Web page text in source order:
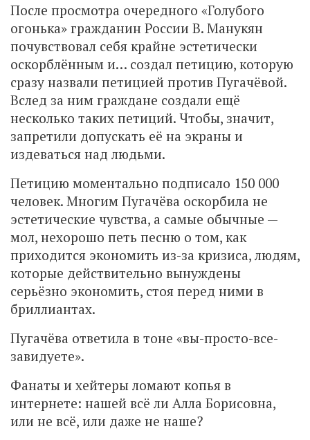
После просмотра очередного «Голубого
огонька» гражданин России В. Манукян
почувствовал себя крайне эстетически
оскорблённым и… создал петицию, которую
сразу назвали петицией против Пугачёвой.
Вслед за ним граждане создали ещё
несколько таких петиций. Чтобы, значит,
запретили допускать её на экраны и
издеваться над людьми.
Петицию моментально подписало 150 000
человек. Многим Пугачёва оскорбила не
эстетические чувства, а самые обычные —
мол, нехорошо петь песню о том, как
приходится экономить из-за кризиса, людям,
которые действительно вынуждены
серьёзно экономить, стоя перед ними в
бриллиантах.
Пугачёва ответила в тоне «вы-просто-все-
завидуете».
Фанаты и хейтеры ломают копья в
интернете: нашей всё ли Алла Борисовна,
или не всё, или даже не наше?